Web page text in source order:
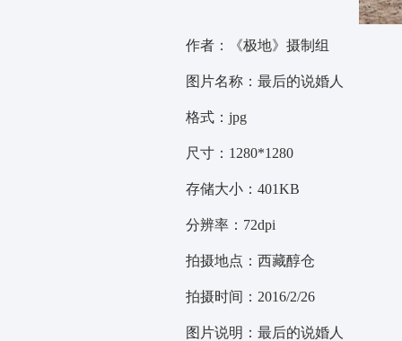
作者：《极地》摄制组
图片名称：最后的说婚人
格式：jpg
尺寸：1280*1280
存储大小：401KB
分辨率：72dpi
拍摄地点：西藏醇仓
拍摄时间：2016/2/26
图片说明：最后的说婚人